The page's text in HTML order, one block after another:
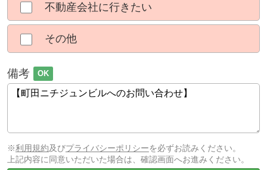
不動産会社に行きたい
その他
備考 OK
※利用規約及びプライバシーポリシーを必ずお読みください。
上記内容に同意いただいた場合は、確認画面へお進みください。